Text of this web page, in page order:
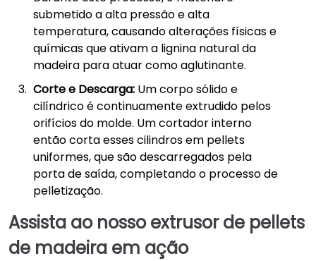
submetido a alta pressão e alta
temperatura, causando alterações físicas e
químicas que ativam a lignina natural da
madeira para atuar como aglutinante.
Corte e Descarga: Um corpo sólido e
cilíndrico é continuamente extrudido pelos
orifícios do molde. Um cortador interno
então corta esses cilindros em pellets
uniformes, que são descarregados pela
porta de saída, completando o processo de
pelletização.
Assista ao nosso extrusor de pellets
de madeira em ação